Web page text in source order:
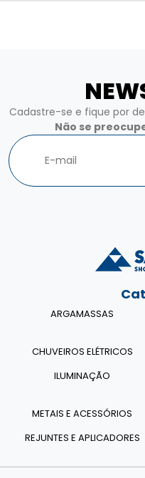
Cadastre-se e fique por
Não se
ARGAMASSAS
CHUVEIROS ELÉTRICOS
ILUMINAÇÃO
METAIS E ACESSÓRIOS
REJUNTES E APLICADORES